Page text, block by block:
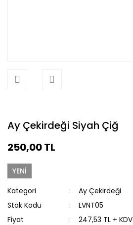
Ay Çekirdeği Siyah Çiğ
250,00 TL
YENİ
Kategori
Ay Çekirdeği
Stok Kodu
LVNT05
Fiyat
247,53 TL + KDV